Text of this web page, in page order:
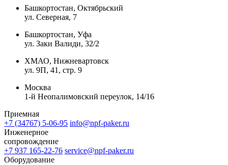
Башкортостан, Октябрьский
ул. Северная, 7
Башкортостан, Уфа
ул. Заки Валиди, 32/2
ХМАО, Нижневартовск
ул. 9П, 41, стр. 9
Москва
1-й Неопалимовский переулок, 14/16
Приемная
+7 (34767) 5-06-95 info@npf-paker.ru
Инженерное
сопровождение
+7 937 165-22-76 service@npf-paker.ru
Оборудование